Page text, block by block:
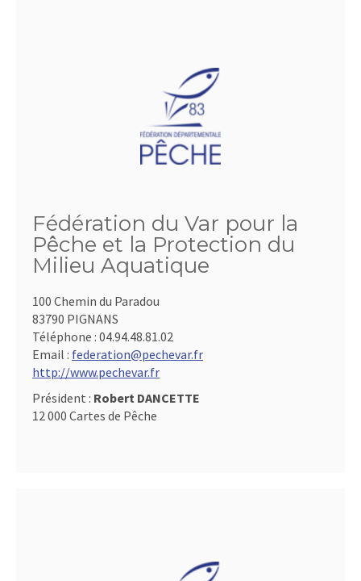
Fédération du Var pour la
Pêche et la Protection du
Milieu Aquatique
100 Chemin du Paradou
83790 PIGNANS
Téléphone : 04.94.48.81.02
Email : federation@pechevar.fr
http://www.pechevar.fr
Président : Robert DANCETTE
12 000 Cartes de Pêche